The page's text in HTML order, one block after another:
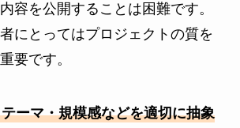
容を公開することは困難です。
にとってはプロジェクトの質を
要です。
ーマ・規模感などを適切に抽象